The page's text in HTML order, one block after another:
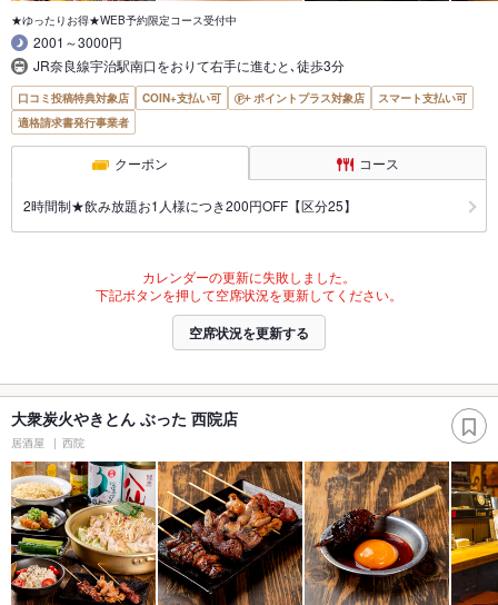
★ゆったりお得★WEB予約限定コース受付中
2001～3000円
JR奈良線宇治駅南口をおりて右手に進むと､徒歩3分
口コミ投稿特典対象店 COIN+支払い可 ポイントプラス対象店
スマート支払い可
適格請求書発行事業者
クーポン コース
2時間制★飲み放題お1人様につき200円OFF【区分25】
カレンダーの更新に失敗しました。
下記ボタンを押して空席状況を更新してください。
空席状況を更新する
大衆炭火やきとん ぶった 西院店
居酒屋 西院